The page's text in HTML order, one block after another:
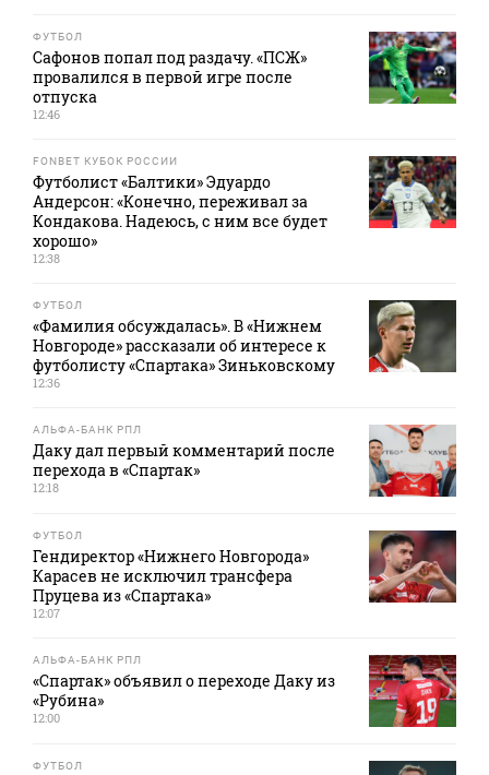
ФУТБОЛ
Сафонов попал под раздачу. «ПСЖ»
провалился в первой игре после
отпуска
12:46
FONBET КУБОК РОССИИ
Футболист «Балтики» Эдуардо
Андерсон: «Конечно, переживал за
Кондакова. Надеюсь, с ним все будет
хорошо»
12:38
ФУТБОЛ
«Фамилия обсуждалась». В «Нижнем
Новгороде» рассказали об интересе к
футболисту «Спартака» Зиньковскому
12:36
АЛЬФА-БАНК РПЛ
Даку дал первый комментарий после
перехода в «Спартак»
12:18
ФУТБОЛ
Гендиректор «Нижнего Новгорода»
Карасев не исключил трансфера
Пруцева из «Спартака»
12:07
АЛЬФА-БАНК РПЛ
«Спартак» объявил о переходе Даку из
«Рубина»
12:00
ФУТБОЛ